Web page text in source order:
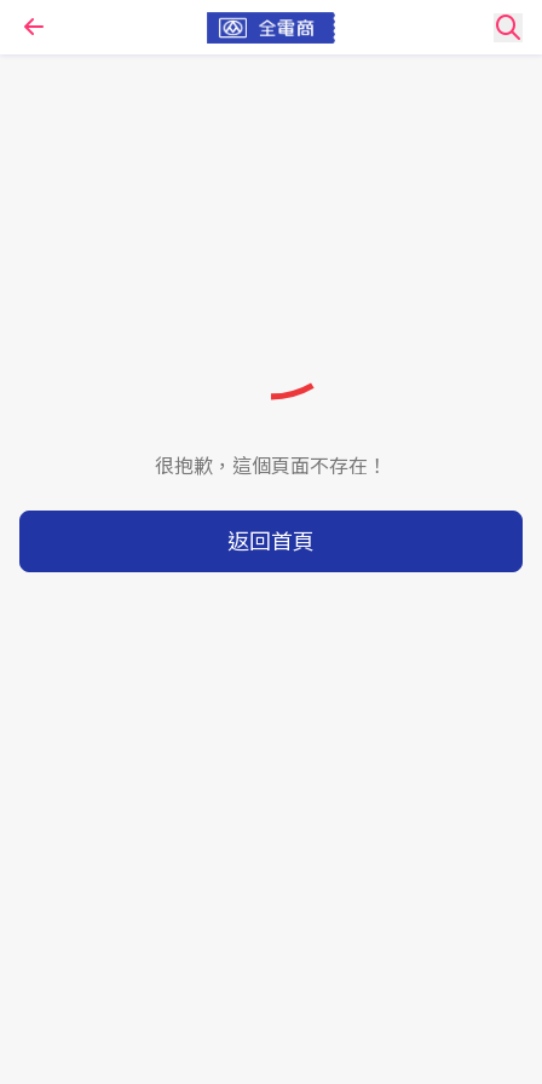
很抱歉，這個頁面不存在！
返回首頁